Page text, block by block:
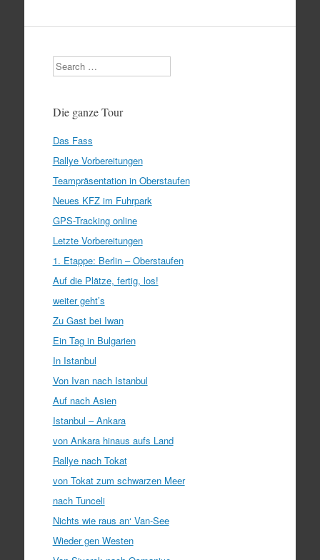
Search
Die ganze Tour
Das Fass
Rallye Vorbereitungen
Teampräsentation in Oberstaufen
Neues KFZ im Fuhrpark
GPS-Tracking online
Letzte Vorbereitungen
1. Etappe: Berlin – Oberstaufen
Auf die Plätze, fertig, los!
weiter geht’s
Zu Gast bei Iwan
Ein Tag in Bulgarien
In Istanbul
Von Ivan nach Istanbul
Auf nach Asien
Istanbul – Ankara
von Ankara hinaus aufs Land
Rallye nach Tokat
von Tokat zum schwarzen Meer
nach Tunceli
Nichts wie raus an‘ Van-See
Wieder gen Westen